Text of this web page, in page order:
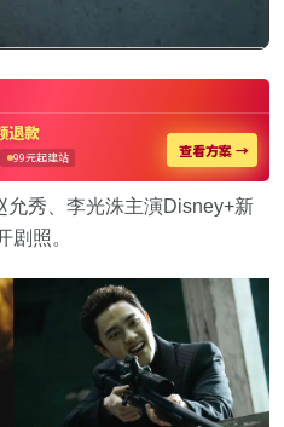
秀、李光洙主演Disney+新
剧照。